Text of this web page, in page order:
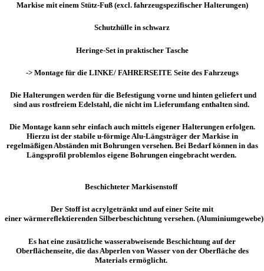
Markise mit einem Stütz-Fuß (excl. fahrzeugspezifischer Halterungen)
Schutzhülle in schwarz
Heringe-Set in praktischer Tasche
-> Montage für die LINKE/ FAHRERSEITE Seite des Fahrzeugs
Die Halterungen werdenfür die Befestigung vorne und hintengeliefert und
sind aus rostfreiem Edelstahl, die nicht im Lieferumfang enthalten sind.
Die Montage kann sehr einfach auch mittels eigener Halterungen erfolgen.
Hierzu ist der stabile u-förmige Alu-Längsträger der Markise in
regelmäßigen Abständen mit Bohrungen versehen. Bei Bedarf können in das
Längsprofil problemlos eigene Bohrungen eingebracht werden.
Beschichteter Markisenstoff
Der Stoffist acrylgetränkt und auf einer Seite mit
einer wärmereflektierenden Silberbeschichtung versehen. (Aluminiumgewebe)
Es hat eine zusätzliche wasserabweisende Beschichtung auf der
Oberflächenseite, die das Abperlen von Wasser von der Oberfläche des
Materials ermöglicht.